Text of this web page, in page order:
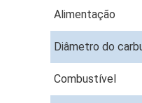
Alimentação
Diâmetro do
Combustível